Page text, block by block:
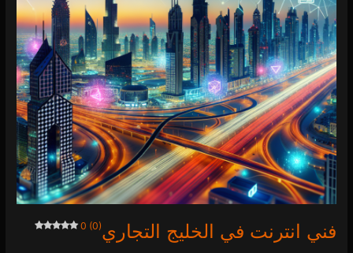
فني انترنت في الخليج التجاري0 (0)